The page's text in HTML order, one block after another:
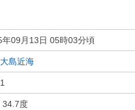
年09月13日 05時03分頃
島近海
34.7度